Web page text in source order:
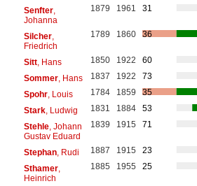
Senfter,
Johanna
1879 1961 31
Silcher,
Friedrich
1789 1860 36
Sitt, Hans 1850 1922
60
Sommer, Hans 1837 1922
73
Spohr, Louis 1784 1859
35
Stark, Ludwig 1831 1884
53
Stehle, Johann
Gustav Eduard
1839 1915 71
Stephan, Rudi 1887 1915
23
Sthamer,
Heinrich
1885 1955 25